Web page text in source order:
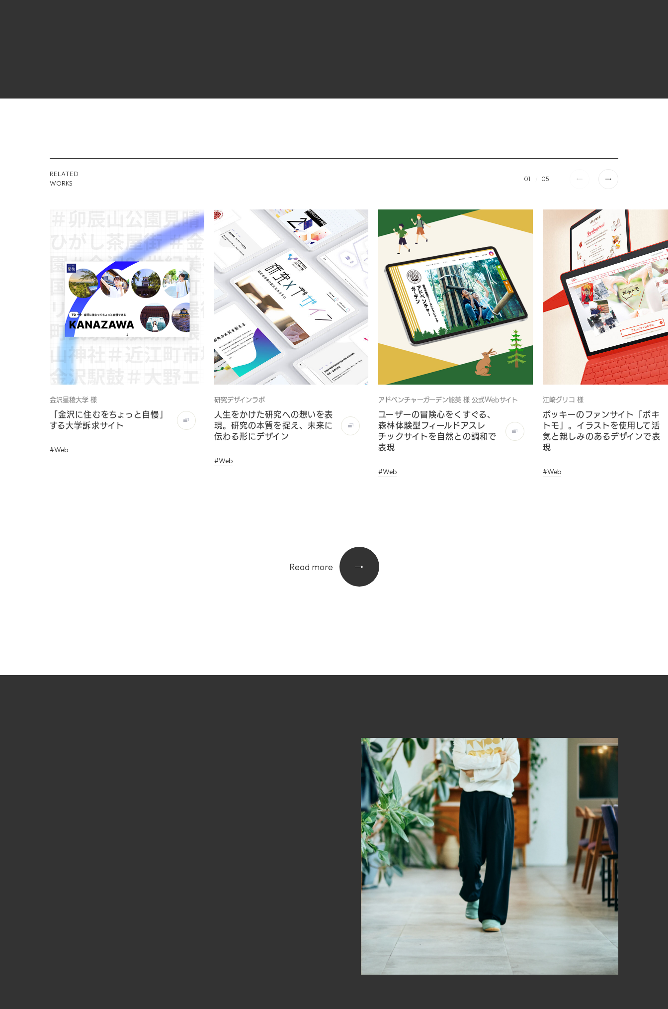
RELATED
WORKS
01 05
金沢星稜大学 様
「金沢に住むをちょっと自慢」
する大学訴求サイト
#Web
研究デザインラボ
人生をかけた研究への想いを表
現。研究の本質を捉え、未来に
伝わる形にデザイン
#Web
アドベンチャーガーデン能美 様 公式Webサイト
ユーザーの冒険心をくすぐる、
森林体験型フィールドアスレ
チックサイトを自然との調和で
表現
#Web
江崎グリコ 様
ポッキーのファンサイト「ポキ
トモ」。イラストを使用して活
気と親しみのあるデザインで表
現
#Web
Read more